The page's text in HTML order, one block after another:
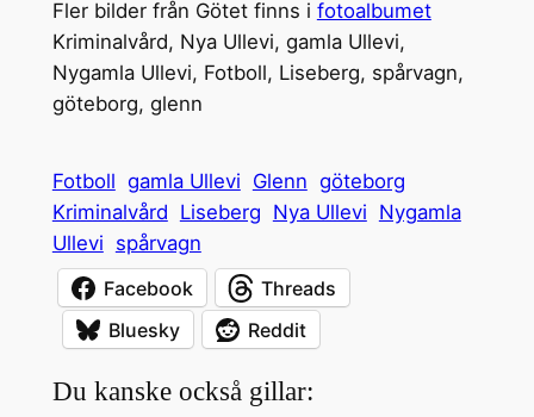
Fler bilder från Götet finns i fotoalbumet
Kriminalvård, Nya Ullevi, gamla Ullevi,
Nygamla Ullevi, Fotboll, Liseberg, spårvagn,
göteborg, glenn
Fotboll gamla Ullevi Glenn göteborg
Kriminalvård Liseberg Nya Ullevi Nygamla
Ullevi spårvagn
Facebook
Threads
Bluesky
Reddit
Du kanske också gillar: